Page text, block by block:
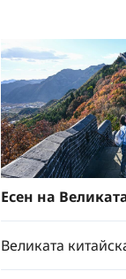
Есен на
Великата